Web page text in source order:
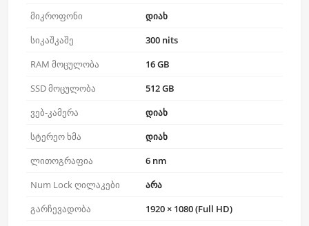
მიკროფონი
დიახ
სიკაშკაშე
300 nits
RAM მოცულობა
16 GB
SSD მოცულობა
512 GB
ვებ-კამერა
დიახ
სტერეო ხმა
დიახ
ლითოგრაფია
6 nm
Num Lock ღილაკები
არა
გარჩევადობა
1920 × 1080 (Full HD)